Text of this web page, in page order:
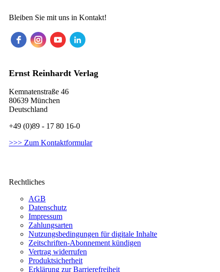
Bleiben Sie mit uns in Kontakt!
Ernst Reinhardt Verlag
Kemnatenstraße 46
80639 München
Deutschland
+49 (0)89 - 17 80 16-0
>>> Zum Kontaktformular
Rechtliches
AGB
Datenschutz
Impressum
Zahlungsarten
Nutzungsbedingungen für digitale Inhalte
Zeitschriften-Abonnement kündigen
Vertrag widerrufen
Produktsicherheit
Erklärung zur Barrierefreiheit